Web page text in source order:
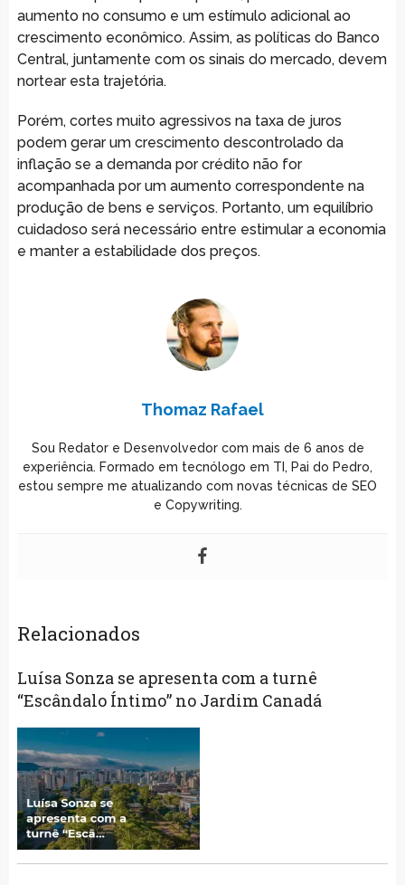
aumento no consumo e um estímulo adicional ao
crescimento econômico. Assim, as políticas do Banco
Central, juntamente com os sinais do mercado, devem
nortear esta trajetória.
Porém, cortes muito agressivos na taxa de juros
podem gerar um crescimento descontrolado da
inflação se a demanda por crédito não for
acompanhada por um aumento correspondente na
produção de bens e serviços. Portanto, um equilíbrio
cuidadoso será necessário entre estimular a economia
e manter a estabilidade dos preços.
Thomaz Rafael
Sou Redator e Desenvolvedor com mais de 6 anos de
experiência. Formado em tecnólogo em TI, Pai do Pedro,
estou sempre me atualizando com novas técnicas de SEO
e Copywriting.
Relacionados
Luísa Sonza se apresenta com a turnê
“Escândalo Íntimo” no Jardim Canadá